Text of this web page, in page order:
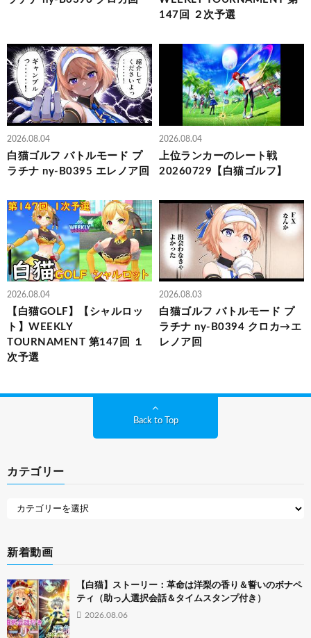
147回 ２次予選
2026.08.04
白猫ゴルフ バトルモード プ
ラチナ ny-B0395 エレノア回
2026.08.04
上位ランカーのレート戦
20260729【白猫ゴルフ】
2026.08.04
【白猫GOLF】【シャルロッ
ト】WEEKLY
TOURNAMENT 第147回 １
次予選
2026.08.03
白猫ゴルフ バトルモード プ
ラチナ ny-B0394 クロカ→エ
レノア回
Back to Top
カテゴリー
新着動画
【白猫】ストーリー：革命は洋梨の香り＆誓いのボナペ
ティ（助っ人選択会話＆タイムスタンプ付き）
2026.08.06